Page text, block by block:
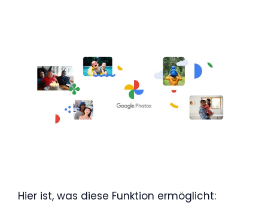
Hier ist, was diese Funktion ermöglicht: